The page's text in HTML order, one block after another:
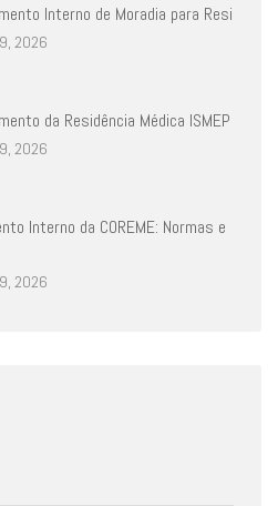
Interno de Moradia para Resi
2026
da Residência Médica ISMEP
2026
Interno da COREME: Normas e
2026